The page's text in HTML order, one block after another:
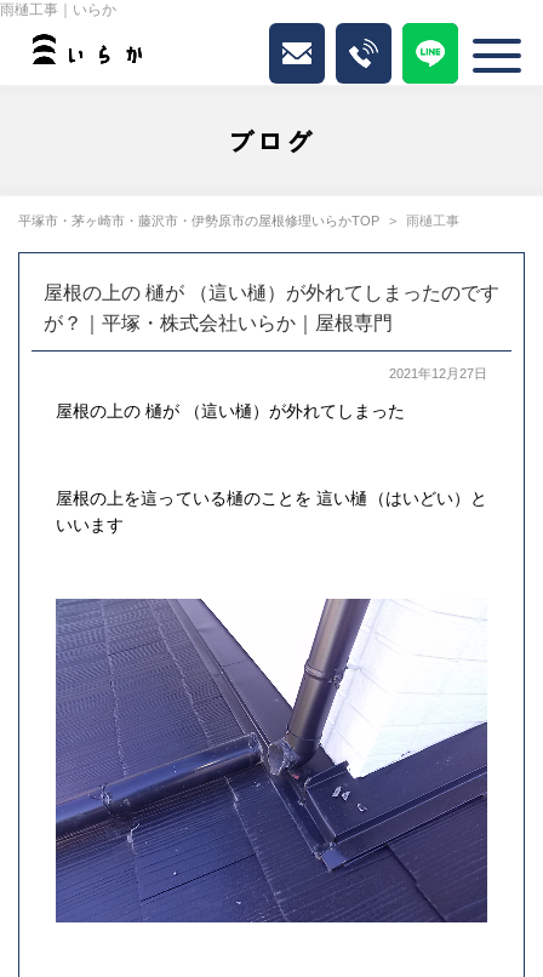
雨樋工事｜いらか
ブログ
平塚市・茅ヶ崎市・藤沢市・伊勢原市の屋根修理いらかTOP 雨樋工事
屋根の上の 樋が （這い樋）が外れてしまったのです
が？｜平塚・株式会社いらか｜屋根専門
2021年12月27日
屋根の上の 樋が （這い樋）が外れてしまった
屋根の上を這っている樋のことを 這い樋（はいどい）と
いいます